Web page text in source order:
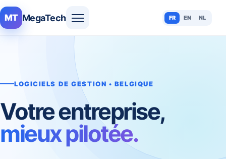
MT MegaTech FR EN NL
LOGICIELS DE GESTION • BELGIQUE
Votre entreprise,
mieux pilotée.